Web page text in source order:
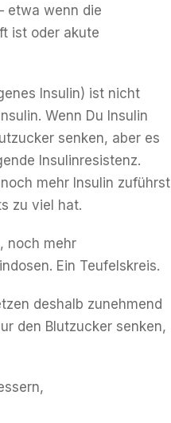
etwa wenn die
ist oder akute
Insulin) ist nicht
Wenn Du Insulin
senken, aber es
Insulinresistenz.
mehr Insulin zuführst
zu viel hat.
noch mehr
Ein Teufelskreis.
deshalb zunehmend
den Blutzucker senken,